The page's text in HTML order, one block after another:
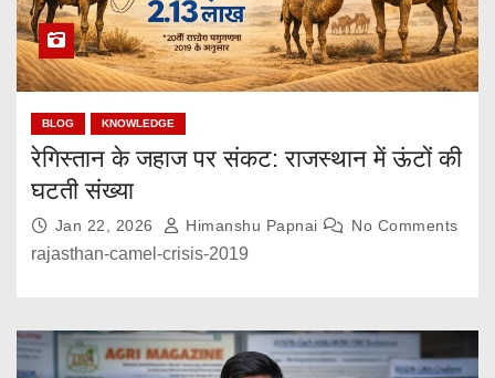
BLOG KNOWLEDGE
रेगिस्तान के जहाज पर संकट: राजस्थान में ऊंटों की
घटती संख्या
Jan 22, 2026 Himanshu Papnai No Comments
rajasthan-camel-crisis-2019